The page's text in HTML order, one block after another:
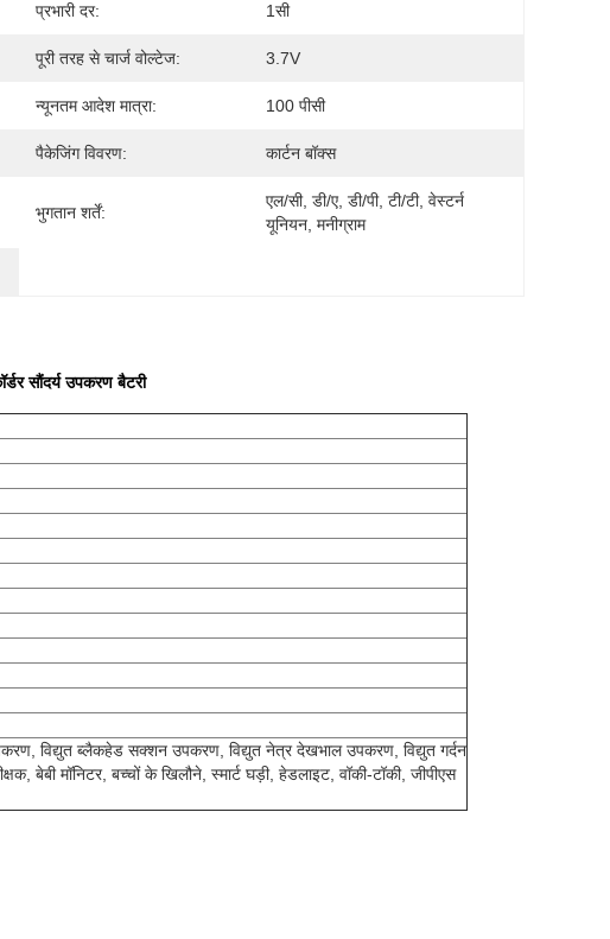
प्रभारी दर: 1सी
पूरी तरह से चार्ज वोल्टेज: 3.7V
न्यूनतम आदेश मात्रा: 100 पीसी
पैकेजिंग विवरण: कार्टन बॉक्स
भुगतान शर्तें:
एल/सी, डी/ए, डी/पी, टी/टी, वेस्टर्न
यूनियन, मनीग्राम
सौंदर्य उपकरण बैटरी
विद्युत ब्लैकहेड सक्शन उपकरण, विद्युत नेत्र देखभाल उपकरण, विद्युत गर्दन
बेबी मॉनिटर, बच्चों के खिलौने, स्मार्ट घड़ी, हेडलाइट, वॉकी-टॉकी, जीपीएस